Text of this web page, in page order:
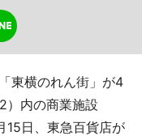
東横のれん街」が4
）内の商業施設
15日、東急百貨店が